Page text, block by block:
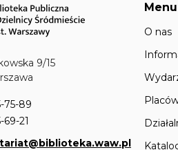
9/15
75-89
69-21
Menu
O nas